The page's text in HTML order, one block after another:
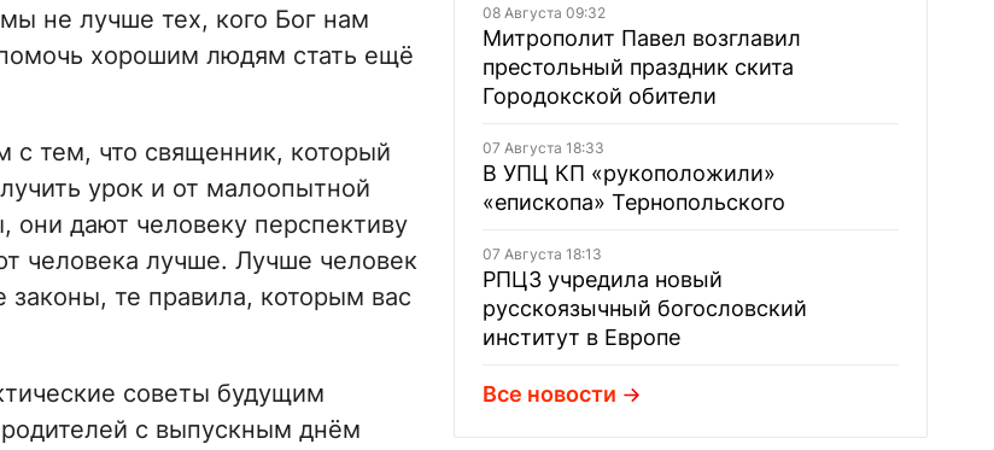
не лучше тех, кого Бог нам
хорошим людям стать ещё
с тем, что священник, который
урок и от малоопытной
дают человеку перспективу
человека лучше. Лучше человек
законы, те правила, которым вас
советы будущим
с выпускным днём
08 Августа 09:32
Митрополит Павел возглавил
престольный праздник скита
Городокской обители
07 Августа 18:33
В УПЦ КП «рукоположили»
«епископа» Тернопольского
07 Августа 18:13
РПЦЗ учредила новый
русскоязычный богословский
институт в Европе
Все новости